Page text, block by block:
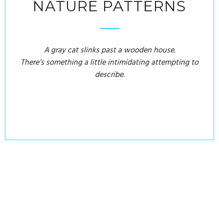
NATURE PATTERNS
A gray cat slinks past a wooden house.
There’s something a little intimidating attempting to
describe.